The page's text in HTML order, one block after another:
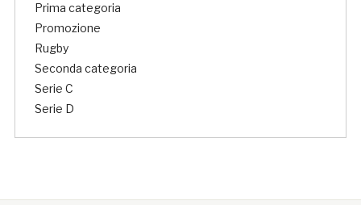
Prima categoria
Promozione
Rugby
Seconda categoria
Serie C
Serie D